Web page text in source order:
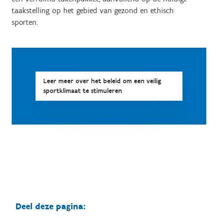
taakstelling op het gebied van gezond en ethisch
sporten.
Leer meer over het beleid om een veilig
sportklimaat te stimuleren
Deel deze pagina: